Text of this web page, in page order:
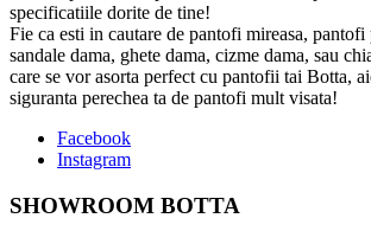
specificatiile dorite de tine!
Fie ca esti in cautare de pantofi mireasa, pantofi
sandale dama, ghete dama, cizme dama, sau
care se vor asorta perfect cu pantofii tai Botta,
siguranta perechea ta de pantofi mult visata!
Facebook
Instagram
SHOWROOM BOTTA